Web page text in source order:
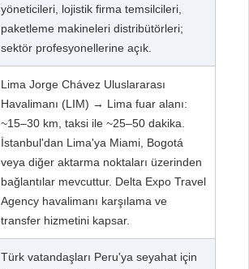
yöneticileri, lojistik firma temsilcileri,
paketleme makineleri distribütörleri;
sektör profesyonellerine açık.
Lima Jorge Chávez Uluslararası
Havalimanı (LIM) → Lima fuar alanı:
~15–30 km, taksi ile ~25–50 dakika.
İstanbul'dan Lima'ya Miami, Bogotá
veya diğer aktarma noktaları üzerinden
bağlantılar mevcuttur. Delta Expo Travel
Agency havalimanı karşılama ve
transfer hizmetini kapsar.
Türk vatandaşları Peru'ya seyahat için